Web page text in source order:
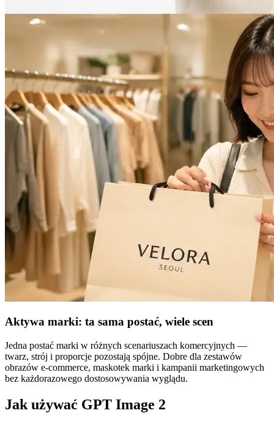
Aktywa marki: ta sama postać, wiele scen
Jedna postać marki w różnych scenariuszach komercyjnych —
twarz, strój i proporcje pozostają spójne. Dobre dla zestawów
obrazów e-commerce, maskotek marki i kampanii marketingowych
bez każdorazowego dostosowywania wyglądu.
Jak używać GPT Image 2